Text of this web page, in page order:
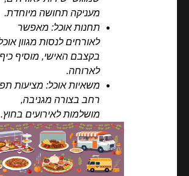
מעניקה תחושה מיוחדת.
תחנות אוכל: מאפשר
לאורחים לנסות מגוון
בקצבם האישי, מוסיף כיף
לארוחה.
משאיות אוכל: מציעות
רחב בצורה מגניבה,
מושלמות לאירועים בחוץ.